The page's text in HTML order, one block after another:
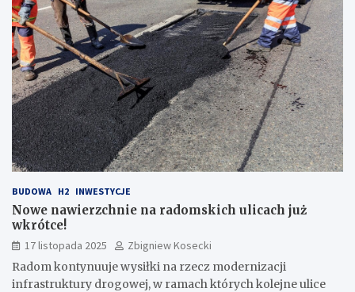
BUDOWA H2 INWESTYCJE
Nowe nawierzchnie na radomskich ulicach już
wkrótce!
17 listopada 2025
Zbigniew Kosecki
Radom kontynuuje wysiłki na rzecz modernizacji
infrastruktury drogowej, w ramach których kolejne ulice